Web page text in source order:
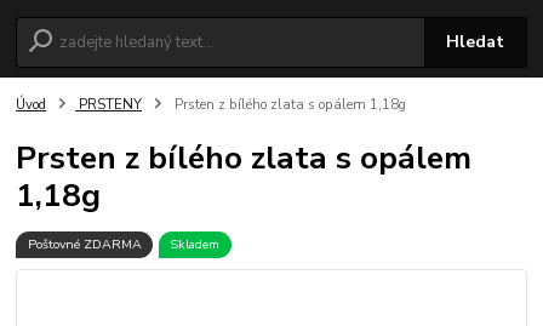
Hledat
Úvod PRSTENY Prsten z bílého zlata s opálem 1,18g
Prsten z bílého zlata s opálem
1,18g
Poštovné ZDARMA Skladem